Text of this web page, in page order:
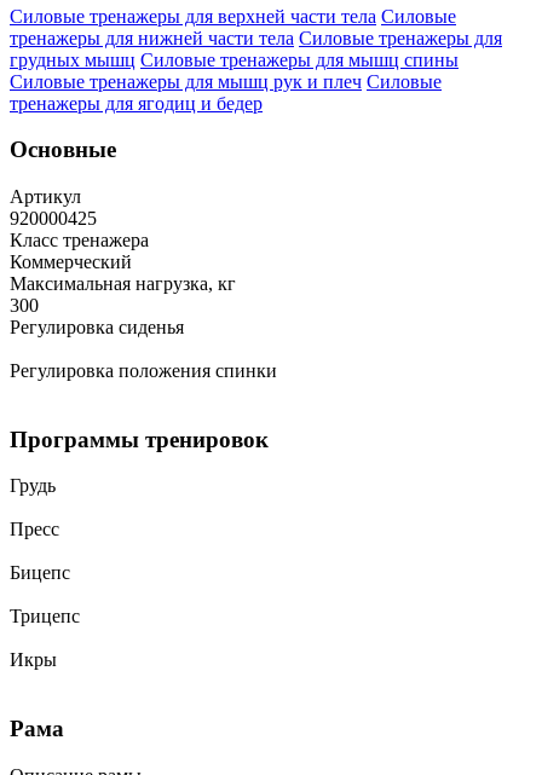
Силовые тренажеры для верхней части тела Силовые
тренажеры для нижней части тела Силовые тренажеры для
грудных мышц Силовые тренажеры для мышц спины
Силовые тренажеры для мышц рук и плеч Силовые
тренажеры для ягодиц и бедер
Основные
Артикул
920000425
Класс тренажера
Коммерческий
Максимальная нагрузка, кг
300
Регулировка сиденья
Регулировка положения спинки
Программы тренировок
Грудь
Пресс
Бицепс
Трицепс
Икры
Рама